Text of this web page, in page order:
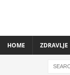
HOME ZDRAVLJE